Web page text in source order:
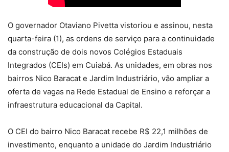
O governador Otaviano Pivetta vistoriou e assinou, nesta
quarta-feira (1), as ordens de serviço para a continuidade
da construção de dois novos Colégios Estaduais
Integrados (CEIs) em Cuiabá. As unidades, em obras nos
bairros Nico Baracat e Jardim Industriário, vão ampliar a
oferta de vagas na Rede Estadual de Ensino e reforçar a
infraestrutura educacional da Capital.
O CEI do bairro Nico Baracat recebe R$ 22,1 milhões de
investimento, enquanto a unidade do Jardim Industriário